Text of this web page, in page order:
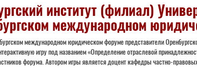
институт (филиал)
международном
международном юридическом форуме представители
игру под названием «Определение отраслевой
форума. Автором игры является доцент кафедры частно-